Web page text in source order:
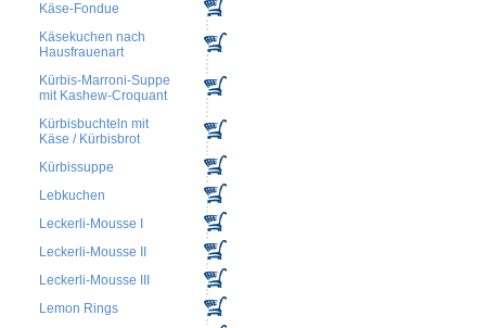
Käse-Fondue
Käsekuchen nach
Hausfrauenart
Kürbis-Marroni-Suppe
mit Kashew-Croquant
Kürbisbuchteln mit
Käse / Kürbisbrot
Kürbissuppe
Lebkuchen
Leckerli-Mousse I
Leckerli-Mousse II
Leckerli-Mousse III
Lemon Rings